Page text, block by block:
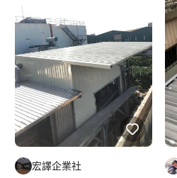
宏譯企業社